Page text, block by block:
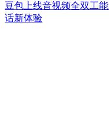
豆包上线音视频全双工
话新体验